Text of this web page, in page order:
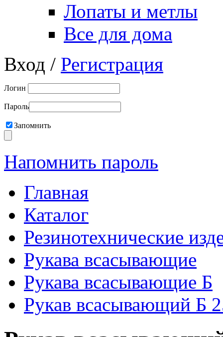
Лопаты и метлы
Все для дома
Вход / Регистрация
Логин
Пароль
Запомнить
Напомнить пароль
Главная
Каталог
Резинотехнические
Рукава всасывающие
Рукава всасывающие Б
Рукав всасывающий Б